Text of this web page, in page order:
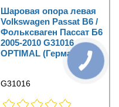
Шаровая опора левая
Volkswagen Passat B6 /
Фольксваген Пассат Б6
2005-2010 G31016
OPTIMAL (Германия)
G31016